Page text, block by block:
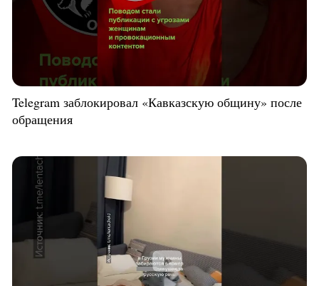
Telegram заблокировал «Кавказскую общину» после
обращения